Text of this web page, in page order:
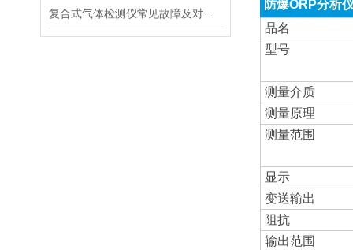
防爆ORP分析
品名
型号
测量介质
测量原理
测量范围
显示
变送输出
阻抗
输出范围